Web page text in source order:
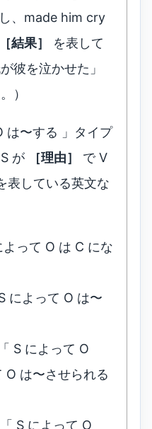
、made him cry
［結果］
を表して
彼を泣かせた」
）
は〜する 」タイプ
が
［理由］
で V
表している英文な
よって O は C にな
によって O は〜
S によって O
O は〜させられる
S によって O